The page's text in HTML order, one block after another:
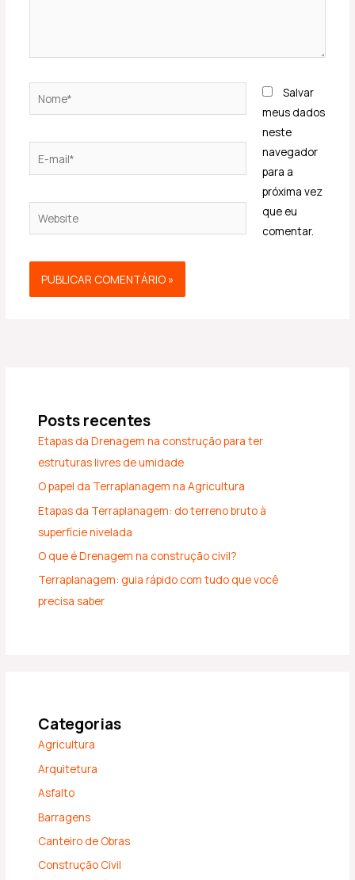
Nome*
mail*
Salvar
meus dados
neste
navegador
para a
próxima vez
que eu
comentar.
Posts recentes
Etapas da Drenagem na construção para ter
estruturas livres de umidade
O papel da Terraplanagem na Agricultura
Etapas da Terraplanagem: do terreno bruto à
superfície nivelada
O que é Drenagem na construção civil?
Terraplanagem: guia rápido com tudo que você
precisa saber
Categorias
Agricultura
Arquitetura
Asfalto
Barragens
Canteiro de Obras
Construção Civil